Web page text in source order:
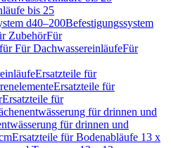
bis 25
d40–200Befestigungssystem
ZubehörFür
Für DachwassereinläufeFür
Ersatzteile für
Ersatzteile für
Ersatzteile für
für drinnen und
für drinnen und
Ersatzteile für Bodenabläufe 13 x